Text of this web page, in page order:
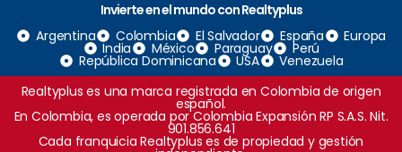
Invierte en el mundo con Realtyplus
Argentina
Colombia El Salvador España Europa
India México Paraguay Perú
República Dominicana USA
Venezuela
Realtyplus es una marca registrada en Colombia de origen
español.
En Colombia, es operada por Colombia Expansión RP S.A.S. Nit.
901.856.641
Cada franquicia Realtyplus es de propiedad y gestión